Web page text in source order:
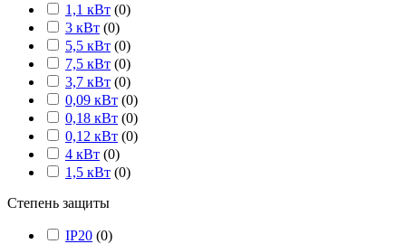
1,1 кВт (0)
3 кВт (0)
5,5 кВт (0)
7,5 кВт (0)
3,7 кВт (0)
0,09 кВт (0)
0,18 кВт (0)
0,12 кВт (0)
4 кВт (0)
1,5 кВт (0)
Степень защиты
IP20 (0)